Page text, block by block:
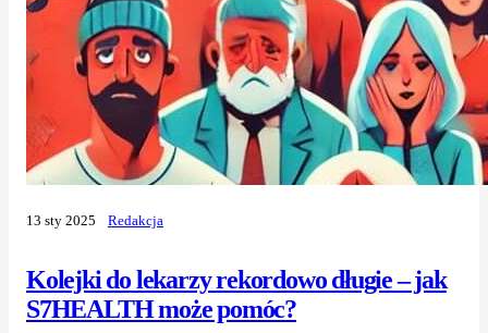
Kolejki do lekarzy rekordowo długie – jak
S7HEALTH może pomóc?
13 sty 2025 Redakcja